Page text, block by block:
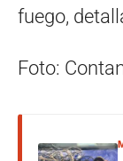
fuego,
Foto: